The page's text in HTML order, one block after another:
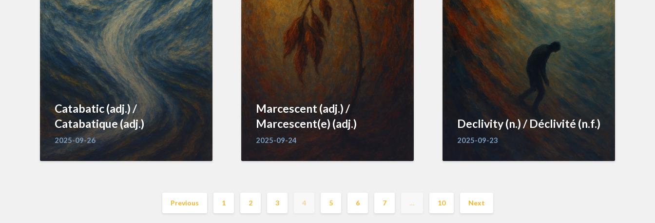
Catabatic (adj.) /
Catabatique (adj.)
2025-09-26
Marcescent (adj.) /
Marcescent(e) (adj.)
2025-09-24
Declivity (n.) / Déclivité (n.f.)
2025-09-23
Previous 1 2 3 4 5 6 7 … 10 Next